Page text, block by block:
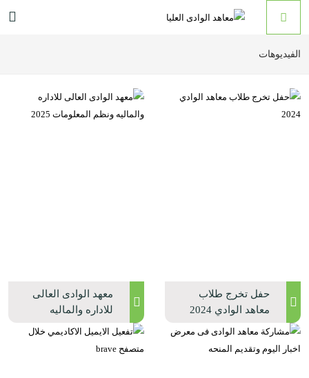
الفيديوهات
حفل تخرج طلاب
معاهد الوادي 2024
معهد الوادى العالى
للاداره والماليه
ونظم المعلومات